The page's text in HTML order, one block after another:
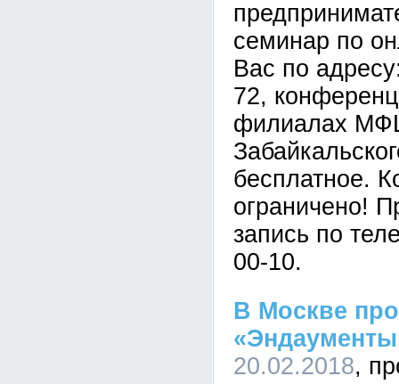
семинар по
Вас по
72,
филиалах
бесплатное.
ограничено!
запись по
00-10.
В Москве
«Эндаументы
20.02.2018